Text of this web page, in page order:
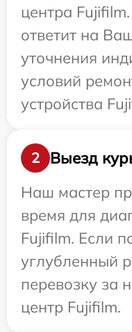
центра
ответит на
уточнения
условий
устройства
2
Выезд
Наш мастер
время для
Fujifilm. Если
углубленный
перевозку за
центр Fujifilm.